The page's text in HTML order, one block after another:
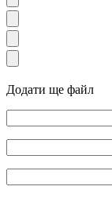
Додати ще файл